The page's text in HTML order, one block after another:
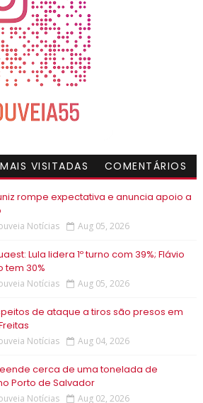
MAIS VISITADAS COMENTÁRIOS
rompe expectativa e anuncia apoio a
Notícias Aug 05, 2026
Lula lidera 1º turno com 39%; Flávio
tem 30%
Notícias Aug 05, 2026
de ataque a tiros são presos em
Notícias Aug 04, 2026
cerca de uma tonelada de
Porto de Salvador
Notícias Aug 02, 2026